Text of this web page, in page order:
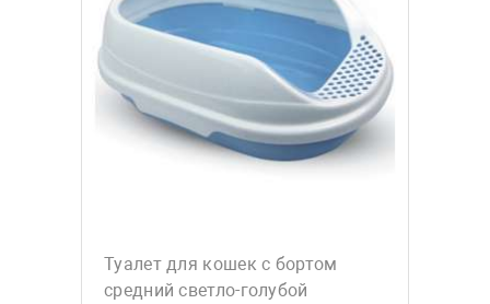
Туалет для кошек с бортом
средний светло-голубой